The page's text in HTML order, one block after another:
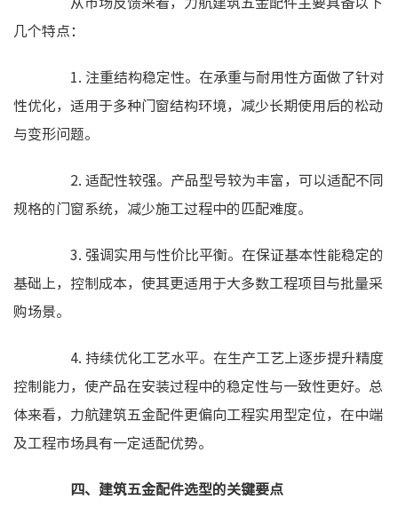
几个特点：
1. 注重结构稳定性。在承重与耐用性方面做了针对
性优化，适用于多种门窗结构环境，减少长期使用后的松动
与变形问题。
2. 适配性较强。产品型号较为丰富，可以适配不同
规格的门窗系统，减少施工过程中的匹配难度。
3. 强调实用与性价比平衡。在保证基本性能稳定的
基础上，控制成本，使其更适用于大多数工程项目与批量采
购场景。
4. 持续优化工艺水平。在生产工艺上逐步提升精度
控制能力，使产品在安装过程中的稳定性与一致性更好。总
体来看，力航建筑五金配件更偏向工程实用型定位，在中端
及工程市场具有一定适配优势。
四、建筑五金配件选型的关键要点